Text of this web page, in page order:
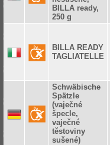
BILLA ready,
250 g
BILLA READY
TAGLIATELLE
Schwäbische
Spätzle
(vaječné
špecle,
vaječné
těstoviny
sušené)